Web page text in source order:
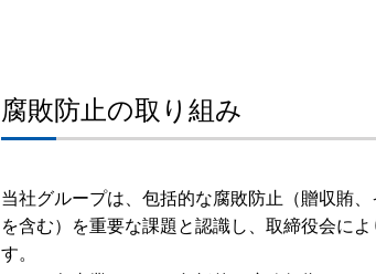
腐敗防止の取り組み
当社グループは、包括的な腐敗防止（贈収賄
を含む）を重要な課題と認識し、取締役会に
す。